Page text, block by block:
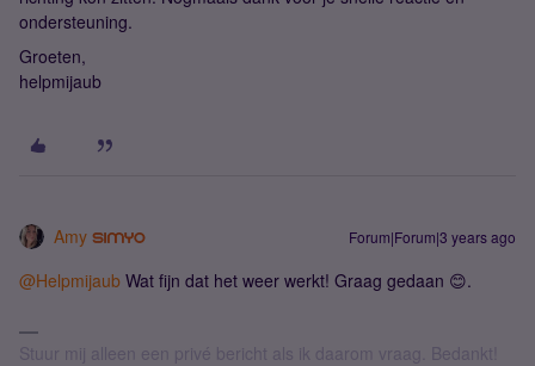
ondersteuning.
Groeten,
helpmijaub
Amy Forum|Forum|3 years ago
@Helpmijaub Wat fijn dat het weer werkt! Graag gedaan 😊.
Stuur mij alleen een privé bericht als ik daarom vraag. Bedankt!